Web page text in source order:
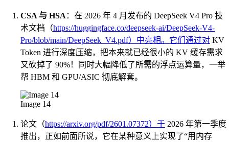
CSA 与 HSA ：在 2026 年 4 月发布的 DeepSeek V4 Pro 技
术文档（https://huggingface.co/deepseek-ai/DeepSeek-V4-
Pro/blob/main/DeepSeek_V4.pdf）中亮相。它们通过对 KV
Token 进行深度压缩，把本来就已经很小的 KV 缓存需求
又砍掉了 90%！同时大幅降低了所需的浮点运算量，一举
帮 HBM 和 GPU/ASIC 彻底解套。
Image 14
论文（https://arxiv.org/pdf/2601.07372）于 2026 年第一季度
推出，正如前面所说，它在某种意义上实现了“用内存